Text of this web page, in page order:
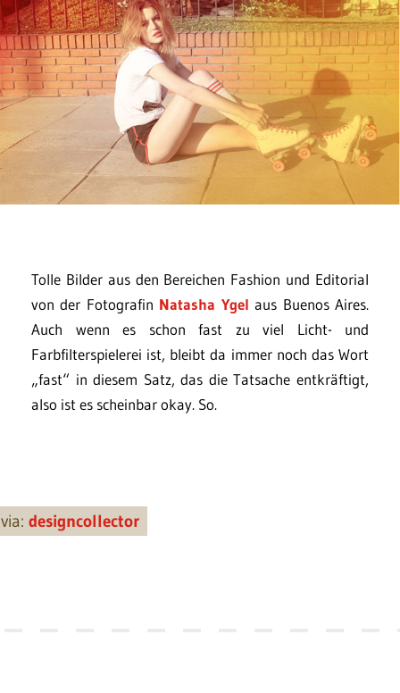
Tolle Bilder aus den Bereichen Fashion und Editorial
von der Fotografin Natasha Ygel aus Buenos Aires.
Auch wenn es schon fast zu viel Licht- und
Farbfilterspielerei ist, bleibt da immer noch das Wort
„fast“ in diesem Satz, das die Tatsache entkräftigt,
also ist es scheinbar okay. So.
via: designcollector